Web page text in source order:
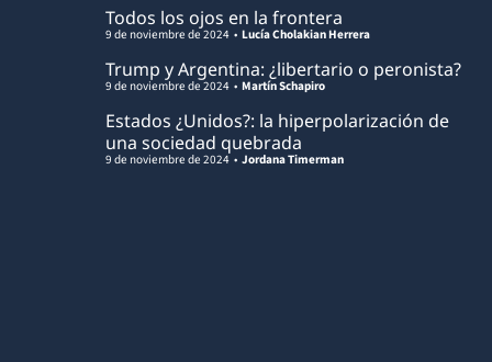
Todos los ojos en la frontera
Lucía Cholakian Herrera
9 de noviembre de 2024
Trump y Argentina: ¿libertario o peronista?
Martín Schapiro
9 de noviembre de 2024
Estados ¿Unidos?: la hiperpolarización de
una sociedad quebrada
Jordana Timerman
9 de noviembre de 2024